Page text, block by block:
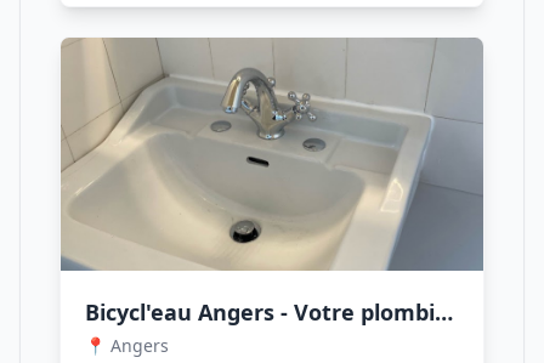
Bicycl'eau Angers - Votre plombier à vélo (dépannage et installation)
📍 Angers